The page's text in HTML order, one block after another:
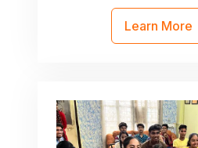
Learn More